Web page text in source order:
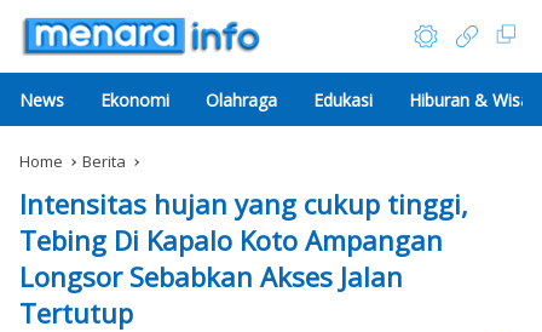
News Ekonomi Olahraga Edukasi Hiburan &
Home Berita
Intensitas hujan yang cukup tinggi,
Tebing Di Kapalo Koto Ampangan
Longsor Sebabkan Akses Jalan
Tertutup